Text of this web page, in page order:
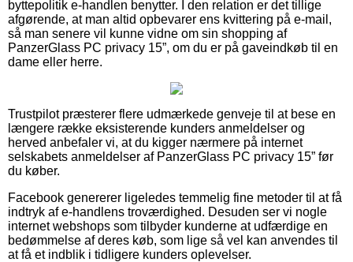
byttepolitik e-handlen benytter. I den relation er det tillige
afgørende, at man altid opbevarer ens kvittering på e-mail,
så man senere vil kunne vidne om sin shopping af
PanzerGlass PC privacy 15”, om du er på gaveindkøb til en
dame eller herre.
Trustpilot præsterer flere udmærkede genveje til at bese en
længere række eksisterende kunders anmeldelser og
herved anbefaler vi, at du kigger nærmere på internet
selskabets anmeldelser af PanzerGlass PC privacy 15” før
du køber.
Facebook genererer ligeledes temmelig fine metoder til at få
indtryk af e-handlens troværdighed. Desuden ser vi nogle
internet webshops som tilbyder kunderne at udfærdige en
bedømmelse af deres køb, som lige så vel kan anvendes til
at få et indblik i tidligere kunders oplevelser.